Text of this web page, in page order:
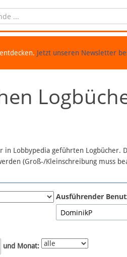
Jetzt unseren Newsletter
Lobbypedia geführten Logbücher.
(Groß-/Kleinschreibung muss
Ausführender
und Monat: